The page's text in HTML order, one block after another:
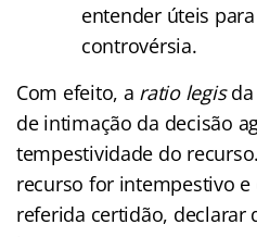
entender úteis
controvérsia.
Com efeito, a ratio legis
de intimação da decisão
tempestividade do
recurso for intempestivo e
referida certidão, declarar